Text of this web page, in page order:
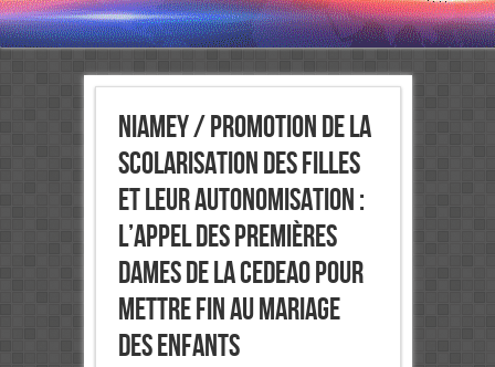
Niamey / Promotion de la
Scolarisation des filles
et leur autonomisation :
L’appel des Premières
Dames de la Cedeao pour
mettre fin au mariage
des Enfants